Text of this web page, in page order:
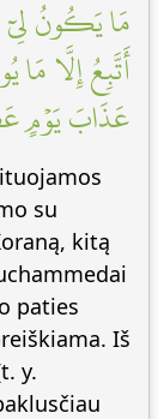
مَا يَكُونُ لِيٓ
أَتَّبِعُ إِلَّا
عَذَابَ يَوۡمٍ
su
kitą
Iš
y.